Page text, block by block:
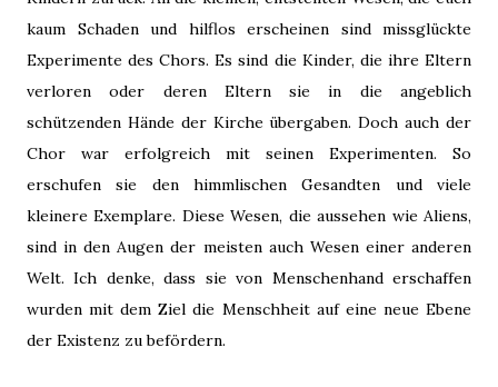
kaum Schaden und hilflos erscheinen sind missglückte
Experimente des Chors. Es sind die Kinder, die ihre Eltern
verloren oder deren Eltern sie in die angeblich
schützenden Hände der Kirche übergaben. Doch auch der
Chor war erfolgreich mit seinen Experimenten. So
erschufen sie den himmlischen Gesandten und viele
kleinere Exemplare. Diese Wesen, die aussehen wie Aliens,
sind in den Augen der meisten auch Wesen einer anderen
Welt. Ich denke, dass sie von Menschenhand erschaffen
wurden mit dem Ziel die Menschheit auf eine neue Ebene
der Existenz zu befördern.